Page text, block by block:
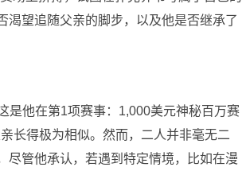
望追随父亲的脚步，以及他是否继承了
是他在第1项赛事：1,000美元神秘百万赛
长得极为相似。然而，二人并非毫无二
尽管他承认，若遇到特定情境，比如在漫